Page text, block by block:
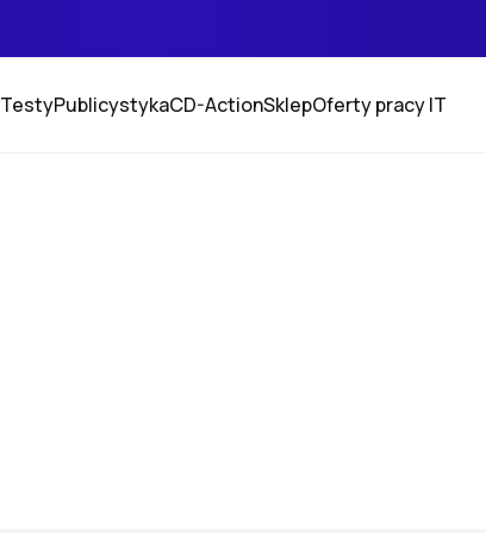
TestyPublicystykaCD-ActionSklepOferty pracy IT